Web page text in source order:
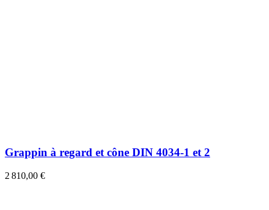
Grappin à regard et cône DIN 4034-1 et 2
2 810,00 €